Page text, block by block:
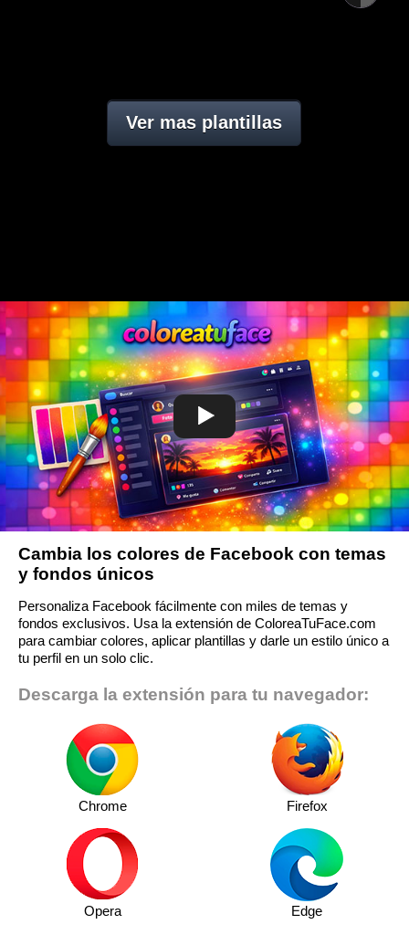
Ver mas plantillas
Cambia los colores de Facebook con temas
y fondos únicos
Personaliza Facebook fácilmente con miles de temas y
fondos exclusivos. Usa la extensión de ColoreaTuFace.com
para cambiar colores, aplicar plantillas y darle un estilo único a
tu perfil en un solo clic.
Descarga la extensión para tu navegador:
Chrome Firefox
Opera Edge